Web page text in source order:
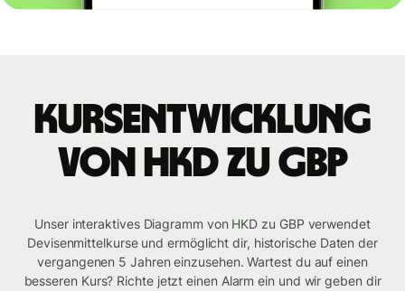
Kursentwicklung
von HKD zu GBP
Unser interaktives Diagramm von HKD zu GBP verwendet
Devisenmittelkurse und ermöglicht dir, historische Daten der
vergangenen 5 Jahren einzusehen. Wartest du auf einen
besseren Kurs? Richte jetzt einen Alarm ein und wir geben dir